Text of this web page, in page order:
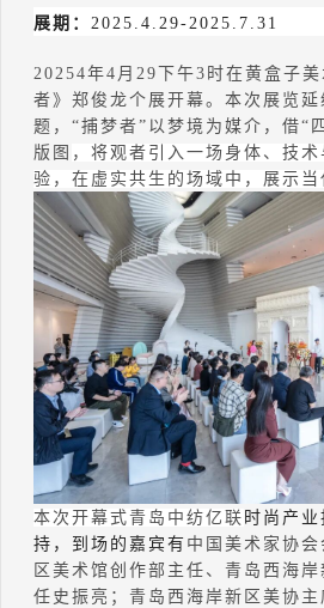
展期： 2025.4.29-2025.7.31
20254年4 月29 下午3时在黄盒子
者》郑俊龙个展开幕。 本次展览
题， “捕梦者”以梦境为媒介， 借“
版图 ，将观者引入一场身体、技
验，在虚实共生的场域中，展示当
本次开幕式青岛中纺亿联 时尚产
持，到场的嘉宾有 中国美术家协
区美术馆创作部主任、青岛西海
任史振亮；青岛西海岸新区美协